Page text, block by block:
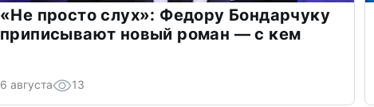
«Не просто слух»: Федору Бондарчуку
приписывают новый роман — с кем
6 августа 13